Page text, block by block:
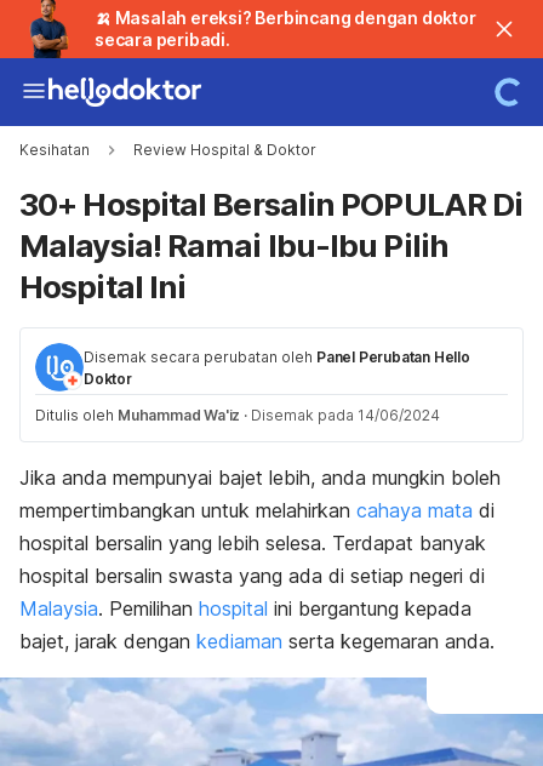
🍌 Masalah ereksi? Berbincang dengan doktor
secara peribadi.
Kesihatan Review Hospital & Doktor
30+ Hospital Bersalin POPULAR Di
Malaysia! Ramai Ibu-Ibu Pilih
Hospital Ini
Disemak secara perubatan oleh Panel Perubatan Hello
Doktor
Ditulis oleh Muhammad Wa'iz · Disemak pada 14/06/2024
Jika anda mempunyai bajet lebih, anda mungkin boleh
mempertimbangkan untuk melahirkan cahaya mata di
hospital bersalin yang lebih selesa. Terdapat banyak
hospital bersalin swasta yang ada di setiap negeri di
Malaysia. Pemilihan hospital ini bergantung kepada
bajet, jarak dengan kediaman serta kegemaran anda.